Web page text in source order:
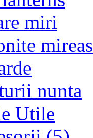
miri
nunta
Utile